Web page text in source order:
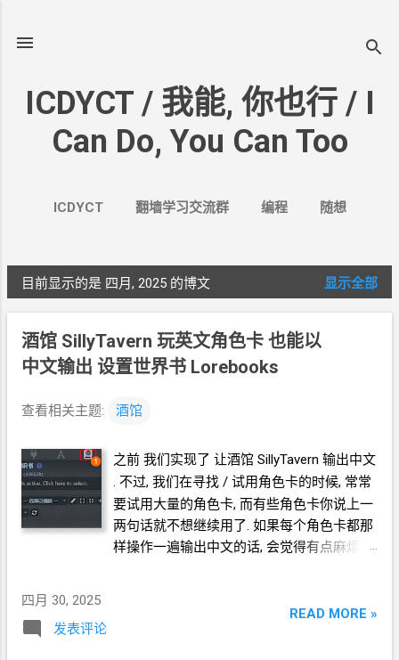
ICDYCT / 我能, 你也行 / I
Can Do, You Can Too
ICDYCT 翻墙学习交流群 编程 随想
博
文
目前显示的是 四月, 2025 的博文 显示全部
酒馆 SillyTavern 玩英文角色卡 也能以
中文输出 设置世界书 Lorebooks
查看相关主题: 酒馆
之前 我们实现了 让酒馆 SillyTavern 输出中文
. 不过, 我们在寻找 / 试用角色卡的时候, 常常
要试用大量的角色卡, 而有些角色卡你说上一
两句话就不想继续用了. 如果每个角色卡都那
样操作一遍输出中文的话, 会觉得有点麻烦.
Lorebooks 这个功能. 在酒馆界面中, 点击 世
四月 30, 2025
发表评论
READ MORE »